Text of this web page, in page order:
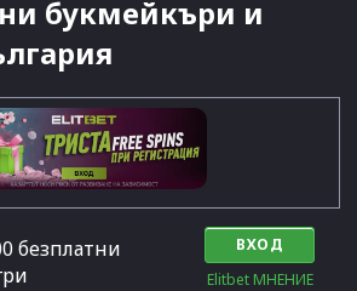
букмейкъри и
безплатни
ВХОД
Elitbet МНЕНИЕ